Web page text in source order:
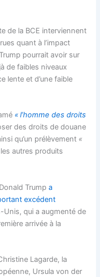
de la BCE interviennent
quant à l’impact
pourrait avoir sur
de faibles niveaux
lente et d’une faible
« l’homme des droits
des droits de douane
qu’un prélèvement «
autres produits
Trumpa
excédent
Unis, qui a augmenté de
arrivée à la
Lagarde, la
Ursula von der